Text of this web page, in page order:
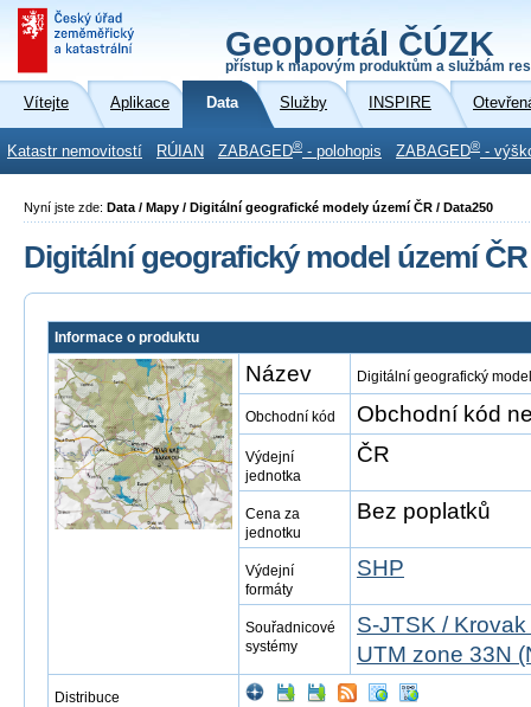
Geoportál ČÚZK
přístup k mapovým produktům a službám
Vítejte Aplikace Data Služby INSPIRE
Katastr nemovitostí RÚIAN ZABAGED® - polohopis ZABAGED® -
Nyní jste zde: Data / Mapy / Digitální geografické modely území ČR / Data250
Digitální geografický model území ČR
Informace o produktu
Název Digitální geografický
Obchodní kód Obchodní kód
Výdejní
jednotka
ČR
Cena za
jednotku
Bez poplatků
Výdejní
formáty
SHP
Souřadnicové
systémy
S-JTSK /
UTM zone 33N
Distribuce